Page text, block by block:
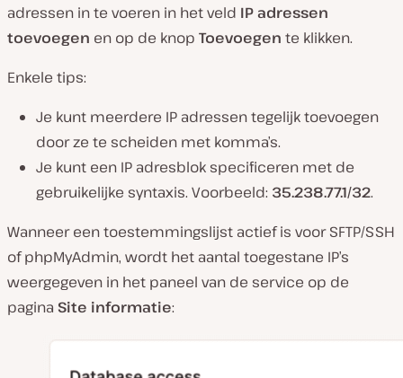
adressen in te voeren in het veld IP adressen
toevoegen en op de knop Toevoegen te klikken.
Enkele tips:
Je kunt meerdere IP adressen tegelijk toevoegen
door ze te scheiden met komma’s.
Je kunt een IP adresblok specificeren met de
gebruikelijke syntaxis. Voorbeeld: 35.238.77.1/32.
Wanneer een toestemmingslijst actief is voor SFTP/SSH
of phpMyAdmin, wordt het aantal toegestane IP’s
weergegeven in het paneel van de service op de
pagina Site informatie: